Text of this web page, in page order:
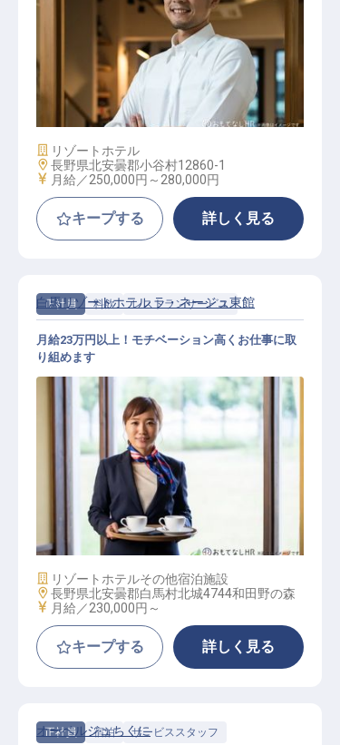
調理（経験者）
施設業態
リゾートホテル
勤務地
長野県北安曇郡小谷村12860-1
給与
月給／250,000円～ 280,000円
キープする 詳しく見る
正社員 料飲 レストランサービス
レストランサービス
白馬リゾートホテル ラ・ネージュ東館
月給23万円以上！モチベーション高くお仕事に取
り組めます
施設業態
リゾートホテルその他宿泊施設
勤務地
長野県北安曇郡白馬村北城4744和田野の森
給与
月給／230,000円～
キープする 詳しく見る
正社員 宿泊 サービススタッフ
オーベルジュちくに